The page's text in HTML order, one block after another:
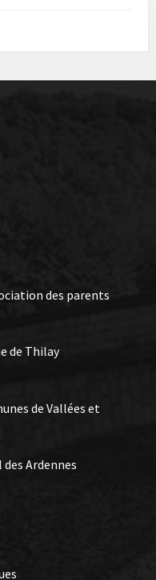
des parents
de Thilay
de Vallées et
Ardennes